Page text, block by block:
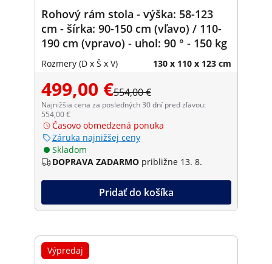
Rohový rám stola - výška: 58-123
cm - šírka: 90-150 cm (vľavo) / 110-
190 cm (vpravo) - uhol: 90 ° - 150 kg
Rozmery (D x Š x V) 130 x 110 x 123 cm
499,00 €554,00 €
Najnižšia cena za posledných 30 dní pred zľavou:
554,00 €
Časovo obmedzená ponuka
Záruka najnižšej ceny
Skladom
DOPRAVA ZADARMO približne 13. 8.
Pridať do košíka
Výpredaj